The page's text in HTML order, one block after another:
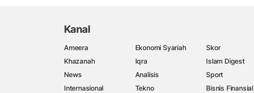
Kanal
Ameera Ekonomi Syariah
Skor
Khazanah
Iqra
Islam Digest
News
Analisis
Sport
Internasional
Tekno
Bisnis Finansial